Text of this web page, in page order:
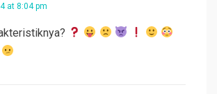
at 8:04 pm